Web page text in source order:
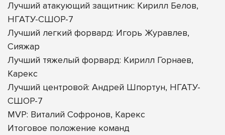
Лучший атакующий защитник: Кирилл Белов,
НГАТУ-СШОР-7
Лучший легкий форвард: Игорь Журавлев,
Сияжар
Лучший тяжелый форвард: Кирилл Горнаев,
Карекс
Лучший центровой: Андрей Шпортун, НГАТУ-
СШОР-7
MVP: Виталий Софронов, Карекс
Итоговое положение команд